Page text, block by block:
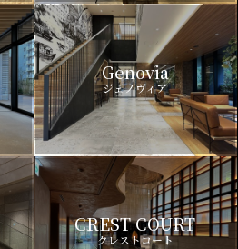
Genovia
ジェノヴィア
CREST COURT
クレストコート